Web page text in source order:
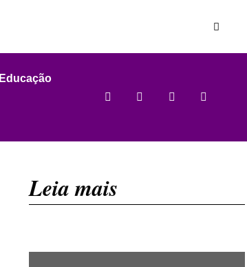
Educação
Leia mais